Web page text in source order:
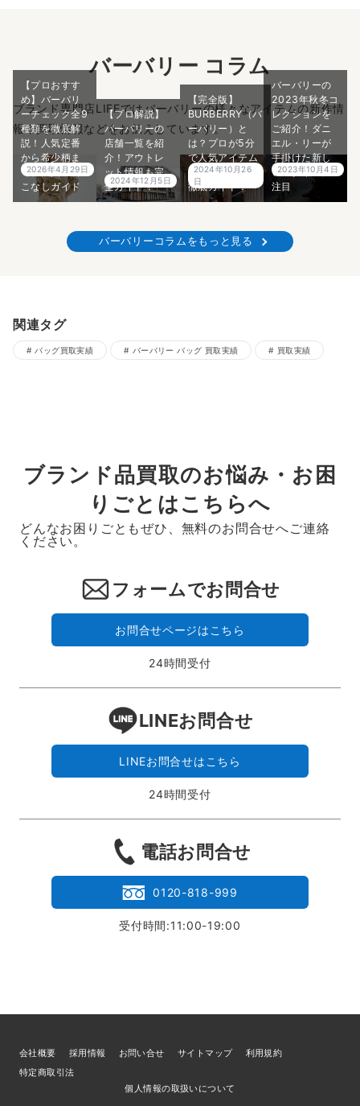
バーバリー コラム
ブランド専門店LIFEではバーバリーの様々なアイテムの新作情
報や買取情報などをお伝えしています。
【プロおすす
め】バーバリ
ーチェック全9
種類を徹底解
説！人気定番
から希少柄ま
で、大人の着
こなしガイド
2026年4月29日
【プロ解説】
バーバリーの
店舗一覧を紹
介！アウトレ
ット情報も完
全ガイド！
2024年12月5日
【完全版】
BURBERRY（バ
ーバリー）と
は？プロが5分
で人気アイテム
や購入方法まで
徹底ガイド！
2024年10月26
日
バーバリーの
2023年秋冬コ
レクションを
ご紹介！ダニ
エル・リーが
手掛けた新し
いスタイルに
注目
2023年10月4日
バーバリーコラムをもっと見る
関連タグ
バッグ買取実績 バーバリー バッグ 買取実績 買取実績
ブランド品買取のお悩み・お困
りごとはこちらへ
どんなお困りごともぜひ、無料のお問合せへご連絡
ください。
フォームでお問合せ
お問合せページはこちら
24時間受付
LINEお問合せ
LINEお問合せはこちら
24時間受付
電話お問合せ
0120-818-999
受付時間:11:00-19:00
会社概要 採用情報 お問い合せ サイトマップ
利用規約
特定商取引法
個人情報の取扱いについて